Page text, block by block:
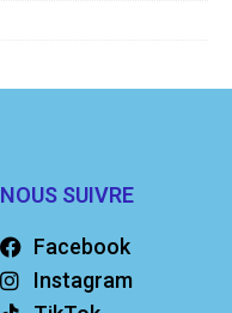
NOUS SUIVRE
Facebook
Instagram